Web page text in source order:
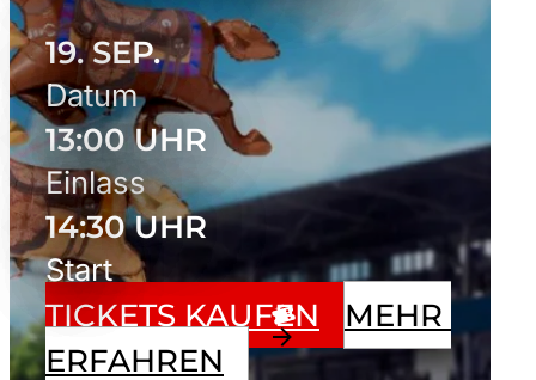
19. SEP.
Datum
13:00 UHR
Einlass
14:30 UHR
Start
TICKETS KAUFEN
MEHR
ERFAHREN